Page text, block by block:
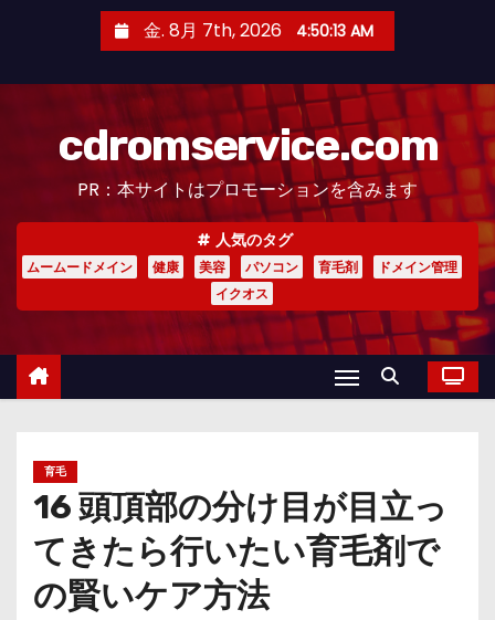
金. 8月 7th, 2026 4:50:14 AM
cdromservice.com
PR：本サイトはプロモーションを含みます
人気のタグ
ムームードメイン 健康 美容 パソコン 育毛剤
ドメイン管理
イクオス
育毛
16 頭頂部の分け目が目立っ
てきたら行いたい育毛剤で
の賢いケア方法